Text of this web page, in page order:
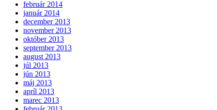
február 2014
január 2014
december 2013
november 2013
október 2013
september 2013
august 2013
júl 2013
jún 2013
máj 2013
apríl 2013
marec 2013